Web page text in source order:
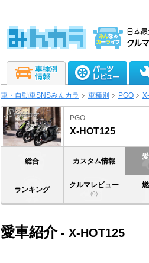
車・自動車SNSみんカラ 車種別 PGO
PGO
X-HOT125
総合 カスタム情報
ランキング
クルマレビュー
(0)
愛車紹介- X-HOT125